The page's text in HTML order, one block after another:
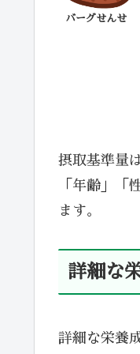
バーグせんせ
摂取基準量
「年齢」「
ます。
詳細な
詳細な栄養